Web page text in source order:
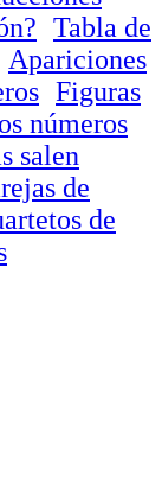
Tabla de
Apariciones
Figuras
números
salen
de
de